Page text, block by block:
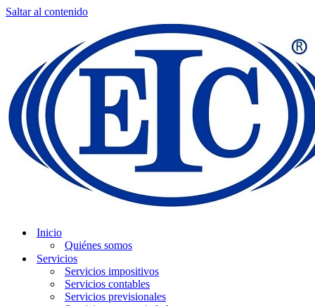
Saltar al contenido
Inicio
Quiénes somos
Servicios
Servicios impositivos
Servicios contables
Servicios previsionales